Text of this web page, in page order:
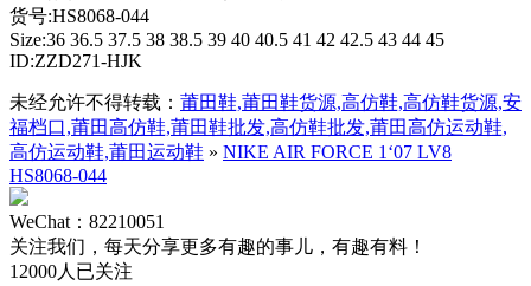
货号:HS8068-044
Size:36 36.5 37.5 38 38.5 39 40 40.5 41 42 42.5 43 44 45
ID:ZZD271-HJK
未经允许不得转载： 莆田鞋,莆田鞋货源,高仿鞋,高仿鞋货源,安
福档口,莆田高仿鞋,莆田鞋批发,高仿鞋批发,莆田高仿运动鞋,
高仿运动鞋,莆田运动鞋 » NIKE AIR FORCE 1‘07 LV8
HS8068-044
WeChat：82210051
关注我们，每天分享更多有趣的事儿，有趣有料！
12000人已关注